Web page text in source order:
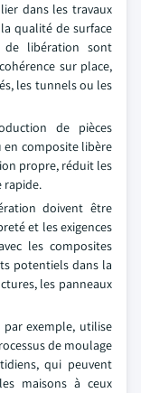
dans les travaux
qualité de surface
libération sont
sur place,
les tunnels ou les
de pièces
en composite libère
propre, réduit les
rapide.
doivent être
et les exigences
les composites
potentiels dans la
les panneaux
exemple, utilise
de moulage
qui peuvent
maisons à ceux